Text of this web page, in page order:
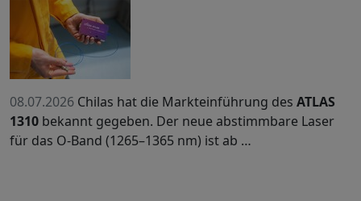
08.07.2026 Chilas hat die Markteinführung des ATLAS
1310 bekannt gegeben. Der neue abstimmbare Laser
für das O-Band (1265–1365 nm) ist ab …